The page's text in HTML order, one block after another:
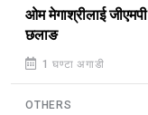
ओम मेगाश्रीलाई
छलाङ
1 घण्टा अगाडी
OTHERS